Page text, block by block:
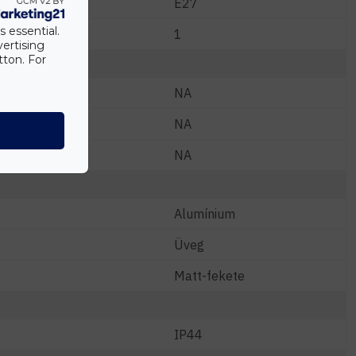
E27
1
NA
NA
NA
Alumínium
Üveg
Matt-fekete
IP44
essential.
For